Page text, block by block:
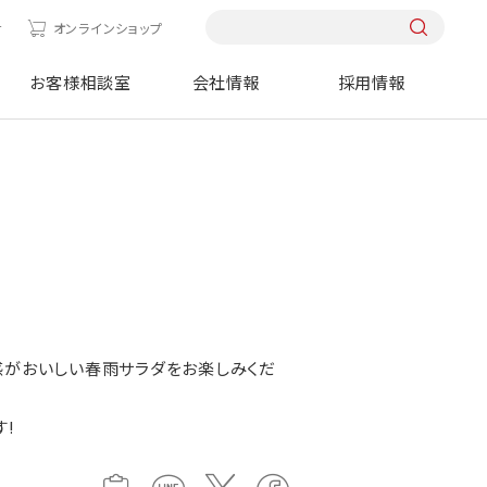
オンラインショップ
お客様相談室 会社情報 採用情報
がおいしい春雨サラダをお楽しみくだ
!